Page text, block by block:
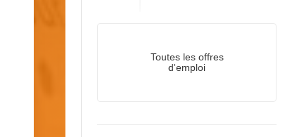
Toutes les offres
d'emploi